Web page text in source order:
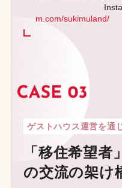
m.com/sukimuland/
ゲストハウス運営を通
「移住希望者
の交流の架け